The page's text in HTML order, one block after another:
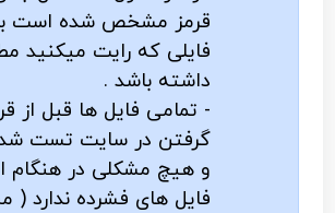
قرمز مشخص شده است
فایلی که رایت میکنید
داشته باشد .
- تمامی فایل ها قبل از
گرفتن در سایت تست
و هیچ مشکلی در هنگام
فایل های فشرده ندارد (